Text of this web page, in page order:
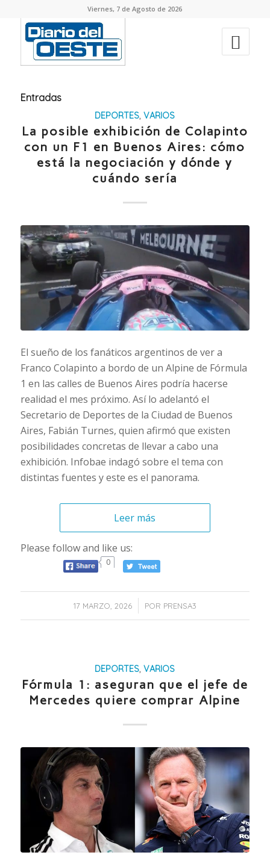
Viernes, 7 de Agosto de 2026
Entradas
DEPORTES,VARIOS
La posible exhibición de Colapinto
con un F1 en Buenos Aires: cómo
está la negociación y dónde y
cuándo sería
El sueño de los fanáticos argentinos de ver a
Franco Colapinto a bordo de un Alpine de Fórmula
1 en las calles de Buenos Aires podría hacerse
realidad el mes próximo. Así lo adelantó el
Secretario de Deportes de la Ciudad de Buenos
Aires, Fabián Turnes, quien afirmó que existen
posibilidades concretas de llevar a cabo una
exhibición. Infobae indagó sobre el tema con
distintas fuentes y este es el panorama.
Leer más
Please follow and like us:
0
17 MARZO, 2026
/ POR PRENSA3
DEPORTES,VARIOS
Fórmula 1: aseguran que el jefe de
Mercedes quiere comprar Alpine